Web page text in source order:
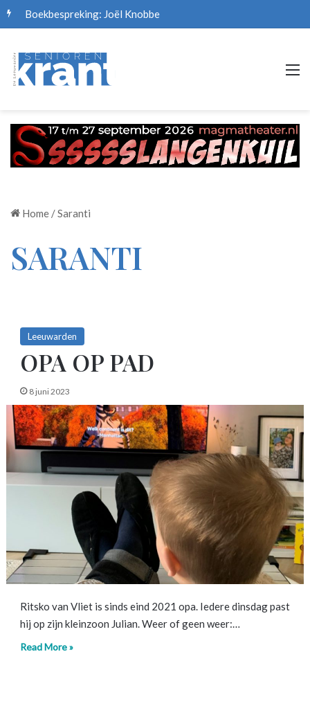
Boekbespreking: Joël Knobbe
Home /Saranti
SARANTI
Leeuwarden
OPA OP PAD
8 juni 2023
Ritsko van Vliet is sinds eind 2021 opa. Iedere dinsdag past
hij op zijn kleinzoon Julian. Weer of geen weer:…
Read More »